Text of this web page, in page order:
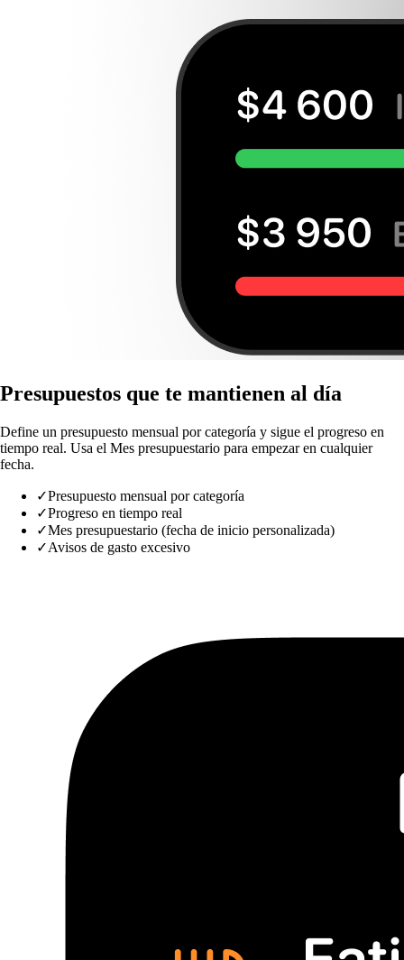
Presupuestos que te mantienen al día
Define un presupuesto mensual por categoría y sigue el progreso en
tiempo real. Usa el Mes presupuestario para empezar en cualquier
fecha.
✓Presupuesto mensual por categoría
✓Progreso en tiempo real
✓Mes presupuestario (fecha de inicio personalizada)
✓Avisos de gasto excesivo